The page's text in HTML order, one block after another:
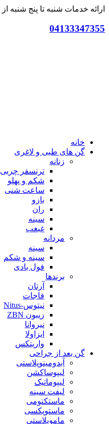
ارائه خدمات شنبه تا پنج شنبه از 9 تا 17
04133347355
خانه
گن های طبی و لاغری
زنانه
ترنسفر چربی
شکم و پهلو
ساعت شنی
بازو
ران
سینه
غبغب
مردانه
سینه
سینه و شکم
فول بادی
برندها
آرتان
فاجات
نیتوس-Nitus
زیبون ZBN
نیروانا
ایزاولا
واریتکس
گن بعد از جراحی
آبدومینوپلاستی
لیپوساکشن
لیپوماتیک
لیفت سینه
ماستکتومی
ماستوپکسی
ماموپلاستی